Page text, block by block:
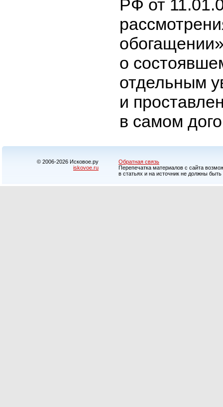
РФ от
о
отдельным
и
в самом
© 2006-2026 Исковое.ру
iskovoe.ru
Обратная связь
Перепечатка материалов с сайта
в статьях и на источник не должны